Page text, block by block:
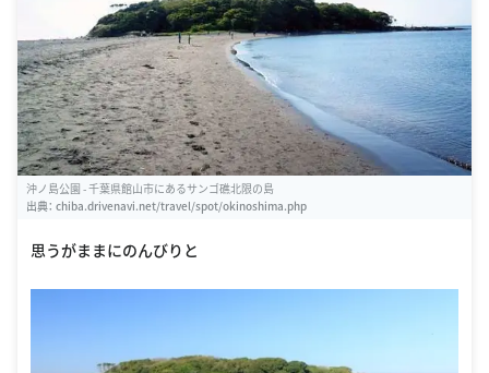
沖ノ島公園 - 千葉県館山市にあるサンゴ礁北限の島
出典： chiba.drivenavi.net/travel/spot/okinoshima.php
思うがままにのんびりと